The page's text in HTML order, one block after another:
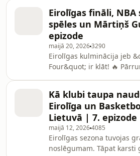
uz jūsu iesūtītajiem
Seko līdzi aizraujošākajiem
notikumiem Go3: https://
00:00 Par ko runāsim?02:08
un fināli38:44 Toma
konferenču fināli01:00:08
skatītāju
un ko
Eirolīgas fināli, NBA
spēles un Mārtiņš
epizode
maijā 20, 20263290
Eirolīgas kulminācija jeb
Four&quot; ir klāt! 🔥
prognozes un apspriedām
konferenču finālus. 8.
mums pievienojās Mārtiņš
Seko līdzi svarīgākajiem
notikumiem Go3: https://
Kā klubi taupa
Eirolīga un
Lietuvā | 7. epizode
maijā 12, 20264085
Eirolīgas sezona tuvojas
noslēgumam. Tāpat karsti